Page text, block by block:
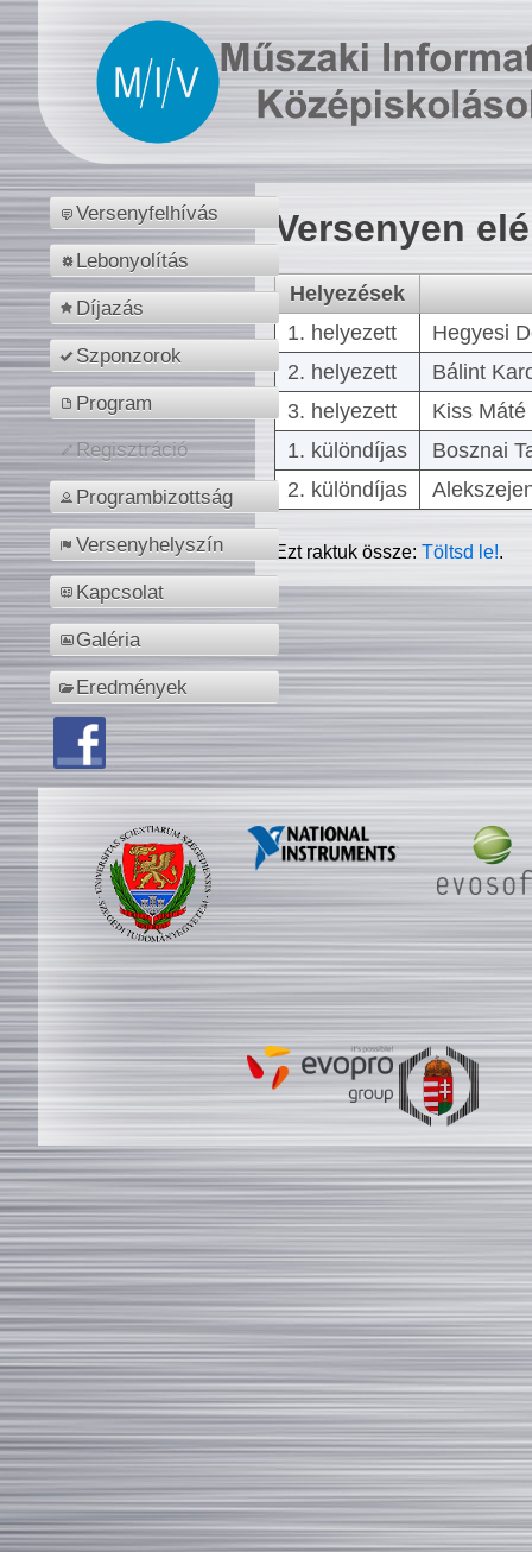
Versenyfelhívás
Lebonyolítás
Díjazás
Szponzorok
Program
Regisztráció
Programbizottság
Versenyhelyszín
Kapcsolat
Galéria
Eredmények
Versenyen
Helyezések
1. helyezett
Hegyesi
2. helyezett
Bálint
3. helyezett
Kiss
1. különdíjas
Bosznai
2. különdíjas
Ezt raktuk össze:Töltsd le!.